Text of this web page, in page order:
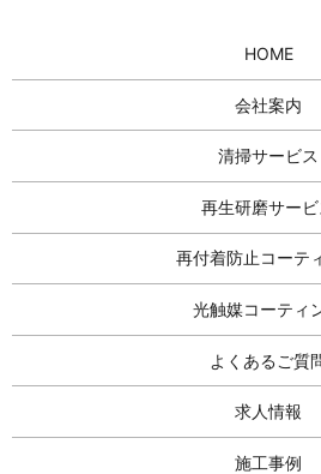
HOME
会社案内
清掃サービス
再生研磨サービ
再付着防止コーテ
光触媒コーティ
よくあるご質
求人情報
施工事例